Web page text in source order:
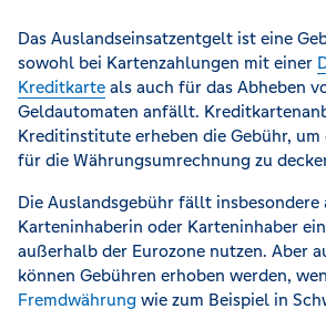
Das Auslandseinsatzentgelt ist eine
sowohl bei Kartenzahlungen mit einer
Kreditkarte als auch für das Abheben
Geldautomaten anfällt.
Kreditinstitute erheben die Gebühr,
für die Währungsumrechnung zu
Die Auslandsgebühr fällt insbesondere
Karteninhaberin oder Karteninhaber
außerhalb der Eurozone nutzen. Aber
können Gebühren erhoben werden,
Fremdwährung wie zum Beispiel in